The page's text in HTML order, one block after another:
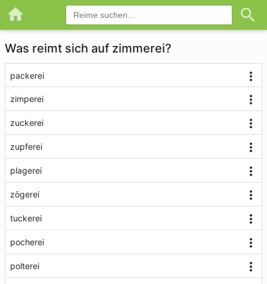
Was reimt sich auf zimmerei?
packerei
zimperei
zuckerei
zupferei
plagerei
zögerei
tuckerei
pocherei
polterei